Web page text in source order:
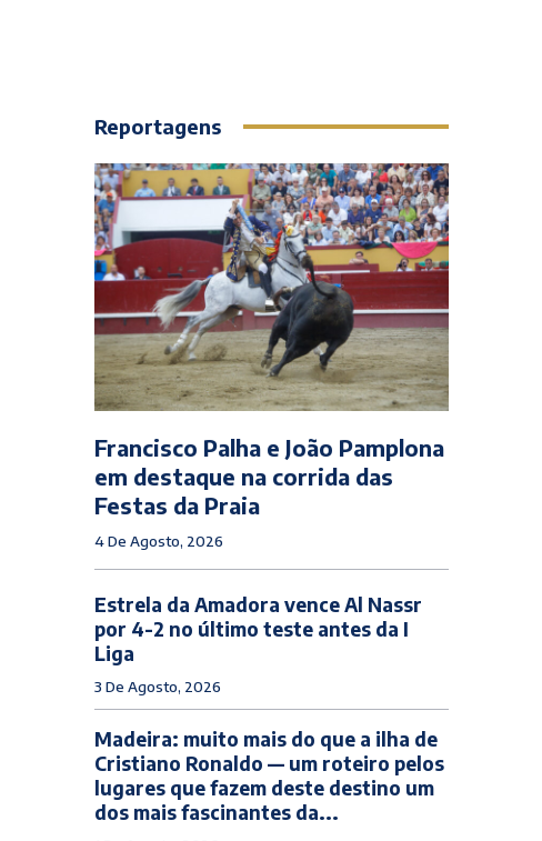
Reportagens
Francisco Palha e João Pamplona
em destaque na corrida das
Festas da Praia
4 De Agosto, 2026
Estrela da Amadora vence Al Nassr
por 4-2 no último teste antes da I
Liga
3 De Agosto, 2026
Madeira: muito mais do que a ilha de
Cristiano Ronaldo — um roteiro pelos
lugares que fazem deste destino um
dos mais fascinantes da...